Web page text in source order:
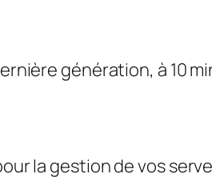
génération, à 10
la gestion de vos